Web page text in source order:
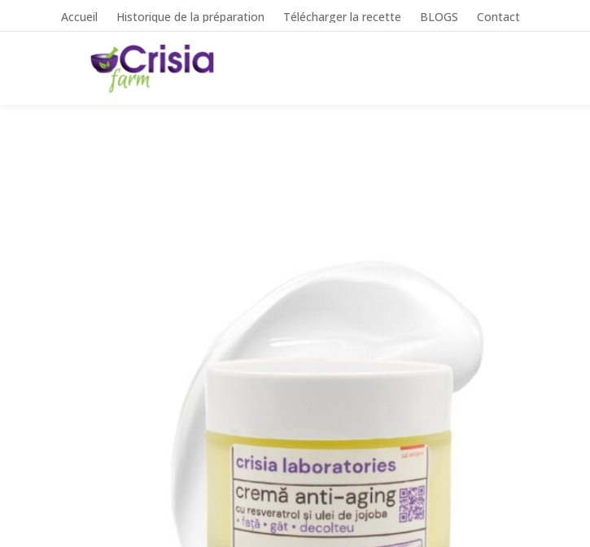
Accueil Historique de la préparation Télécharger la recette BLOGS Contact